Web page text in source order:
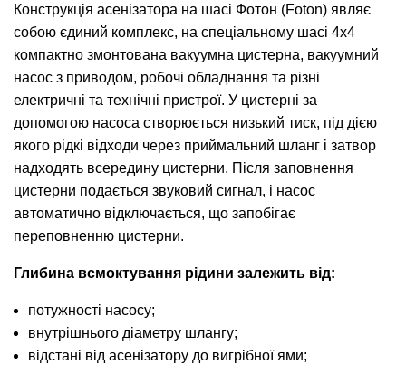
Конструкція асенізатора на шасі Фотон (Foton) являє
собою єдиний комплекс, на спеціальному шасі 4х4
компактно змонтована вакуумна цистерна, вакуумний
насос з приводом, робочі обладнання та різні
електричні та технічні пристрої. У цистерні за
допомогою насоса створюється низький тиск, під дією
якого рідкі відходи через приймальний шланг і затвор
надходять всередину цистерни. Після заповнення
цистерни подається звуковий сигнал, і насос
автоматично відключається, що запобігає
переповненню цистерни.
Глибина всмоктування рідини залежить від:
потужності насосу;
внутрішнього діаметру шлангу;
відстані від асенізатору до вигрібної ями;